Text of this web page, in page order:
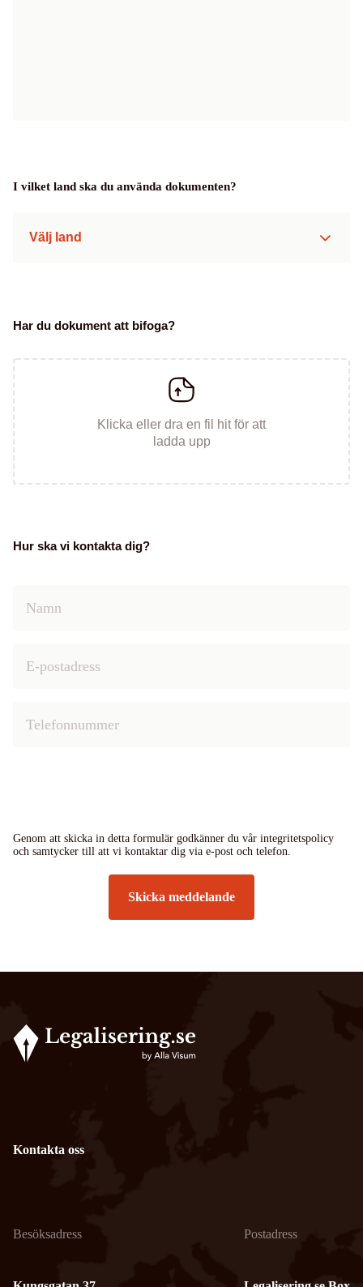
I vilket land ska du använda dokumenten?
Välj land
Har du dokument att bifoga?
Klicka eller dra en fil hit för att
ladda upp
Hur ska vi kontakta dig?
Genom att skicka in detta formulär godkänner du vår integritetspolicy
och samtycker till att vi kontaktar dig via e-post och telefon.
Skicka meddelande
Kontakta oss
Besöksadress Postadress